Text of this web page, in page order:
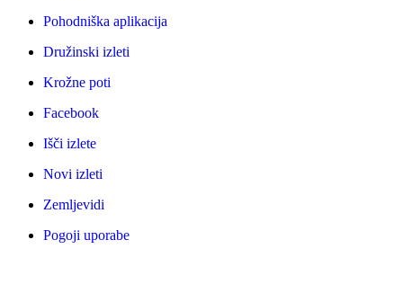
Pohodniška aplikacija
Družinski izleti
Krožne poti
Facebook
Išči izlete
Novi izleti
Zemljevidi
Pogoji uporabe